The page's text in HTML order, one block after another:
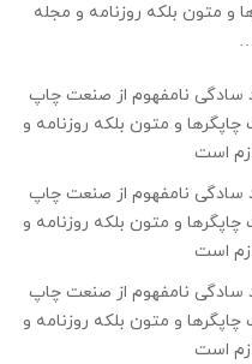
و متون بلکه روزنامه و مجله
سادگی نامفهوم از صنعت چاپ
چاپگرها و متون بلکه روزنامه و
است
سادگی نامفهوم از صنعت چاپ
چاپگرها و متون بلکه روزنامه و
است
سادگی نامفهوم از صنعت چاپ
چاپگرها و متون بلکه روزنامه و
است